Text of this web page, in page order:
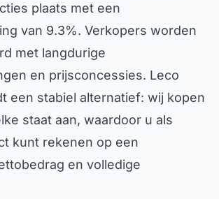
plaats met een
van 9.3%. Verkopers worden
met langdurige
en prijsconcessies. Leco
een stabiel alternatief: wij kopen
staat aan, waardoor u als
kunt rekenen op een
en volledige